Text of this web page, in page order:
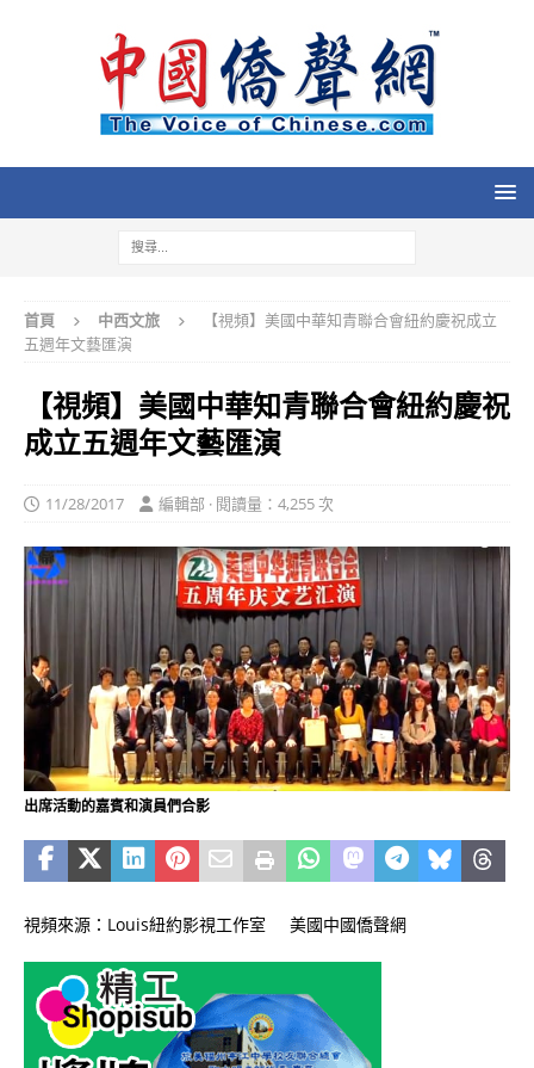
首頁 中西文旅
【視頻】美國中華知青聯合會紐約慶祝成立
五週年文藝匯演
【視頻】美國中華知青聯合會紐約慶祝
成立五週年文藝匯演
11/28/2017 編輯部 · 閱讀量：4,255 次
出席活動的嘉賓和演員們合影
視頻來源：Louis紐約影視工作室 美國中國僑聲網